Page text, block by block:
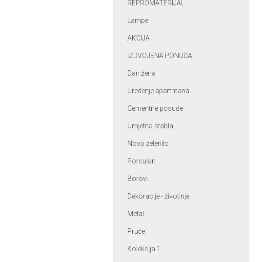
REPROMATERIJAL
Lampe
AKCIJA
IZDVOJENA PONUDA
Dan žena
Uredenje apartmana
Cementne posude
Umjetna stabla
Novo zelenilo
Porculan
Borovi
Dekoracije - životinje
Metal
Pruće
Kolekcija 1